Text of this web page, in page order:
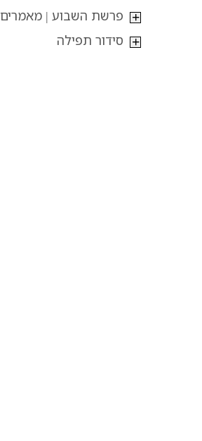
פרשת השבוע | מאמרים
סידור תפילה